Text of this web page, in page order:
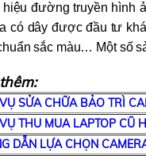
hiệu đường truyền hình
có dây được đầu tư
sắc màu… Một số
SỬA CHỮA BẢO TRÌ
THU MUA LAPTOP CŨ
DẪN LỰA CHỌN